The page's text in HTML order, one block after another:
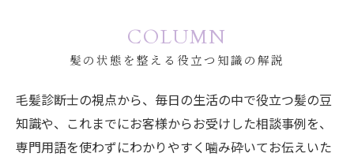
COLUMN
髪の状態を整える役立つ知識の解説
毛髪診断士の視点から、毎日の生活の中で役立つ髪の豆
知識や、これまでにお客様からお受けした相談事例を、
専門用語を使わずにわかりやすく噛み砕いてお伝えいた